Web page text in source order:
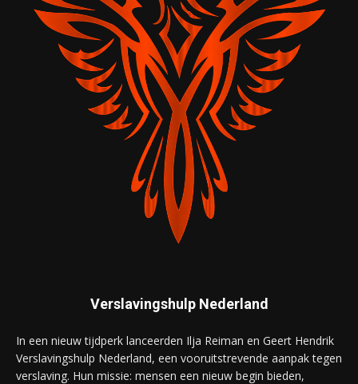
Verslavingshulp Nederland
In een nieuw tijdperk lanceerden Ilja Reiman en Geert Hendrik
Verslavingshulp Nederland, een vooruitstrevende aanpak tegen
verslaving. Hun missie: mensen een nieuw begin bieden,